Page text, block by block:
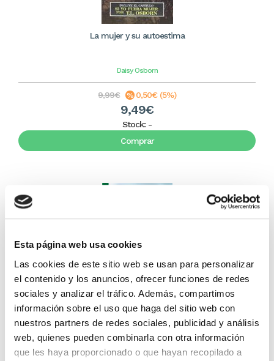
Esta página web usa cookies
Las cookies de este sitio web se usan para personalizar
el contenido y los anuncios, ofrecer funciones de redes
sociales y analizar el tráfico. Además, compartimos
información sobre el uso que haga del sitio web con
nuestros partners de redes sociales, publicidad y análisis
web, quienes pueden combinarla con otra información
que les haya proporcionado o que hayan recopilado a
La mujer y su autoestima
Daisy Osborn
9,99€ 0,50€ (5%)
9,49€
Stock: -
Comprar
¡Mujer eres libre! (bolsillo)
T. D. Jakes